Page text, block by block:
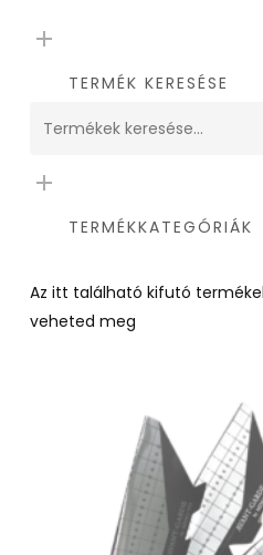
TERMÉK KERESÉSE
következőre:
TERMÉKKATEGÓRIÁK
Az itt található kifutó
veheted meg